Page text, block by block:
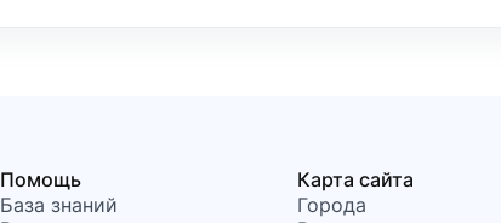
Помощь
База знаний
Карта сайта
Города